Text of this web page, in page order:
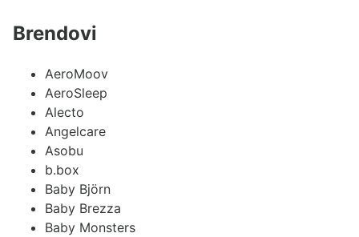
Brendovi
AeroMoov
AeroSleep
Alecto
Angelcare
Asobu
b.box
Baby Björn
Baby Brezza
Baby Monsters